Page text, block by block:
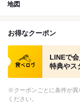
地図
お得なクーポン
食べログ ク
LINEで
特典やス
※クーポンごとに条件が異
ください。